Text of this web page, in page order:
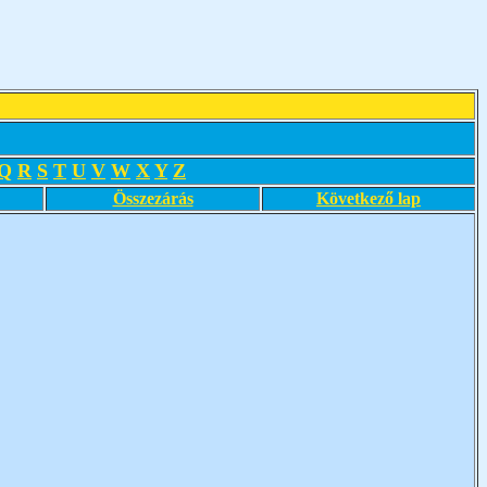
R S T U V W X Y Z
Összezárás Következő lap